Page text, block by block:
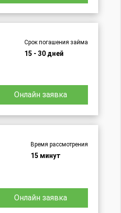
Срок погашения займа
15 - 30 дней
Онлайн заявка
Время рассмотрения
15 минут
Онлайн заявка